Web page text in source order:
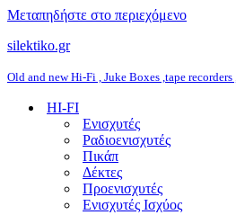
Μεταπηδήστε στο περιεχόμενο
silektiko.gr
Old and new Hi-Fi , Juke Boxes ,tape
HI-FI
Ενισχυτές
Ραδιοενισχυτές
Πικάπ
Δέκτες
Προενισχυτές
Ενισχυτές Ισχύος